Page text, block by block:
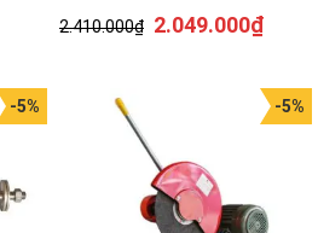
2.410.000₫ 2.049.000₫
-5% -5%